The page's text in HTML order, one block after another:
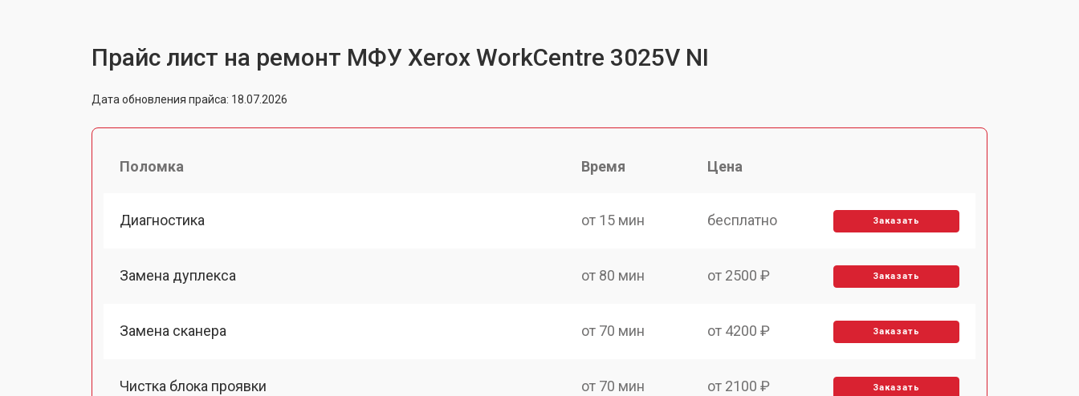
Прайс лист на ремонт МФУ Xerox WorkCentre 3025V NI
Дата обновления прайса: 18.07.2026
Поломка Время Цена
Диагностика от 15 мин бесплатно Заказать
Замена дуплекса от 80 мин от 2500 ₽ Заказать
Замена сканера от 70 мин от 4200 ₽ Заказать
Чистка блока проявки от 70 мин от 2100 ₽ Заказать